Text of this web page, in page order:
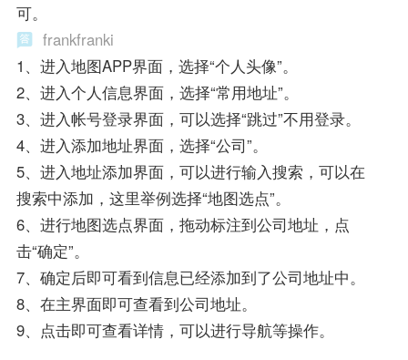
可。
frankfranki
1、进入地图APP界面，选择“个人头像”。
2、进入个人信息界面，选择“常用地址”。
3、进入帐号登录界面，可以选择“跳过”不用登录。
4、进入添加地址界面，选择“公司”。
5、进入地址添加界面，可以进行输入搜索，可以在
搜索中添加，这里举例选择“地图选点”。
6、进行地图选点界面，拖动标注到公司地址，点
击“确定”。
7、确定后即可看到信息已经添加到了公司地址中。
8、在主界面即可查看到公司地址。
9、点击即可查看详情，可以进行导航等操作。